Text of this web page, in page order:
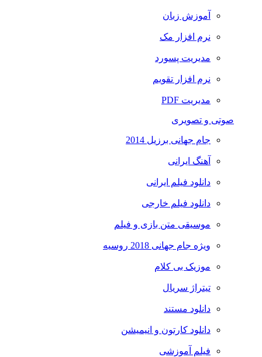
آموزش زبان
نرم افزار مک
مدیریت پسورد
نرم افزار تقویم
مدیریت PDF
صوتی و تصویری
جام جهانی برزیل 2014
آهنگ ایرانی
دانلود فیلم ایرانی
دانلود فیلم خارجی
موسیقی متن بازی و فیلم
ویژه جام جهانی 2018 روسیه
موزیک بی کلام
تیتراژ سریال
دانلود مستند
دانلود کارتون و انیمیشن
فیلم آموزشی